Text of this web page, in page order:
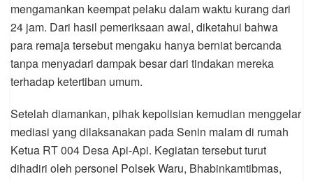
mengamankan keempat pelaku dalam waktu kurang dari
24 jam. Dari hasil pemeriksaan awal, diketahui bahwa
para remaja tersebut mengaku hanya berniat bercanda
tanpa menyadari dampak besar dari tindakan mereka
terhadap ketertiban umum.
Setelah diamankan, pihak kepolisian kemudian menggelar
mediasi yang dilaksanakan pada Senin malam di rumah
Ketua RT 004 Desa Api-Api. Kegiatan tersebut turut
dihadiri oleh personel Polsek Waru, Bhabinkamtibmas,